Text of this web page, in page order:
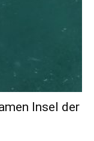
Insel der